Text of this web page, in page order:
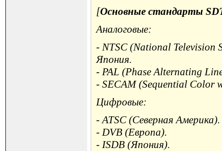
[Основные стандарты
Аналоговые:
- NTSC (National Television
Япония.
- PAL (Phase Alternating
- SECAM (Sequential Color
Цифровые:
- ATSC (Северная Америка).
- DVB (Европа).
- ISDB (Япония).